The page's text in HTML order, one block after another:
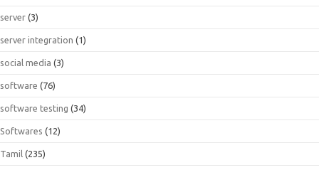
server (3)
server integration (1)
social media (3)
software (76)
software testing (34)
Softwares (12)
Tamil (235)